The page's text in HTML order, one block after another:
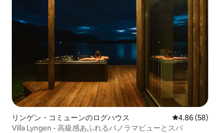
リンゲン・コミューンのログハウス レビュー58
4.86 (58)
Villa Lyngen - 高級感あふれるパノラマビューとスパ